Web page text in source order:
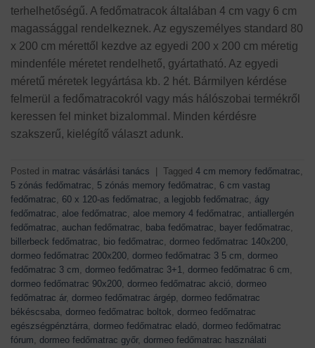
terhelhetőségű. A fedőmatracok általában 4 cm vagy 6 cm
magassággal rendelkeznek. Az egyszemélyes standard 80
x 200 cm mérettől kezdve az egyedi 200 x 200 cm méretig
mindenféle méretet rendelhető, gyártatható. Az egyedi
méretű méretek legyártása kb. 2 hét. Bármilyen kérdése
felmerül a fedőmatracokról vagy más hálószobai termékről
keressen fel minket bizalommal. Minden kérdésre
szakszerű, kielégítő választ adunk.
Posted in matrac vásárlási tanács Tagged 4 cm memory fedőmatrac,
5 zónás fedőmatrac, 5 zónás memory fedőmatrac, 6 cm vastag
fedőmatrac, 60 x 120-as fedőmatrac, a legjobb fedőmatrac, ágy
fedőmatrac, aloe fedőmatrac, aloe memory 4 fedőmatrac, antiallergén
fedőmatrac, auchan fedőmatrac, baba fedőmatrac, bayer fedőmatrac,
billerbeck fedőmatrac, bio fedőmatrac, dormeo fedőmatrac 140x200,
dormeo fedőmatrac 200x200, dormeo fedőmatrac 3 5 cm, dormeo
fedőmatrac 3 cm, dormeo fedőmatrac 3+1, dormeo fedőmatrac 6 cm,
dormeo fedőmatrac 90x200, dormeo fedőmatrac akció, dormeo
fedőmatrac ár, dormeo fedőmatrac árgép, dormeo fedőmatrac
békéscsaba, dormeo fedőmatrac boltok, dormeo fedőmatrac
egészségpénztárra, dormeo fedőmatrac eladó, dormeo fedőmatrac
fórum, dormeo fedőmatrac győr, dormeo fedőmatrac használati